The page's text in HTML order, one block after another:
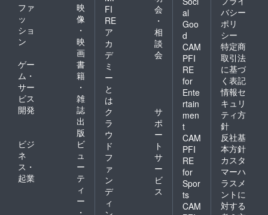
ファ
ッ
ショ
ン
映
像
・
映
画
ゲー
ム・
サー
ビス
開発
書
籍
・
雑
誌
出
版
ビジ
ネ
ス・
起業
ビ
ュ
ー
テ
ィ
ー
・
FI
RE
ア
カ
デ
ミ
ー
と
は
会
・
相
談
会
ク
ラ
ウ
ド
フ
ァ
ン
デ
ィ
サ
ポ
ー
ト
サ
ー
ビ
ス
al
Goo
d
CAM
PFI
RE
for
Ente
rtain
men
t
CAM
PFI
RE
for
Spor
ts
CAM
バシー
ポリ
シー
特定商
取引法
に基づ
く表記
情報セ
キュリ
ティ方
針
反社基
本方針
カスタ
マーハ
ラスメ
ントに
対する